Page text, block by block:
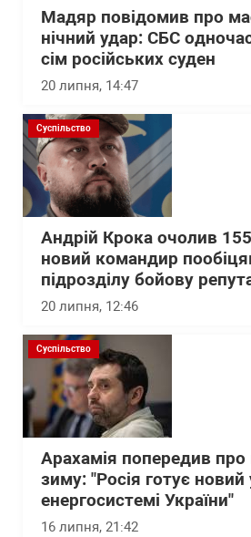
Мадяр повідомив про
нічний удар: СБС
сім російських суден
20 липня, 14:47
Суспільство
Андрій Крока очолив
новий командир
підрозділу бойову
20 липня, 12:46
Суспільство
Арахамія попередив
зиму: "Росія готує новий
енергосистемі України"
16 липня, 21:42